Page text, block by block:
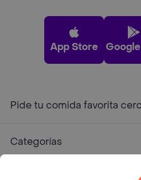
App Store
Pide tu comida favorita
Categorías